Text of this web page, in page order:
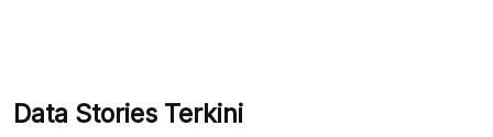
Data Stories Terkini